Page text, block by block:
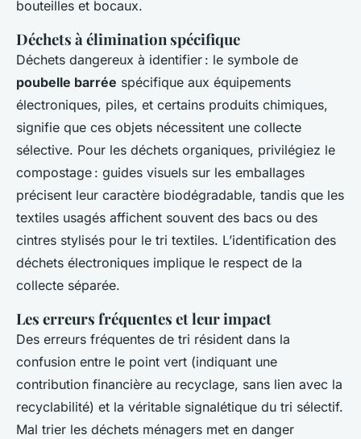
bouteilles et bocaux.
Déchets à élimination spécifique
Déchets dangereux à identifier : le symbole de
poubelle barrée spécifique aux équipements
électroniques, piles, et certains produits chimiques,
signifie que ces objets nécessitent une collecte
sélective. Pour les déchets organiques, privilégiez le
compostage : guides visuels sur les emballages
précisent leur caractère biodégradable, tandis que les
textiles usagés affichent souvent des bacs ou des
cintres stylisés pour le tri textiles. L’identification des
déchets électroniques implique le respect de la
collecte séparée.
Les erreurs fréquentes et leur impact
Des erreurs fréquentes de tri résident dans la
confusion entre le point vert (indiquant une
contribution financière au recyclage, sans lien avec la
recyclabilité) et la véritable signalétique du tri sélectif.
Mal trier les déchets ménagers met en danger